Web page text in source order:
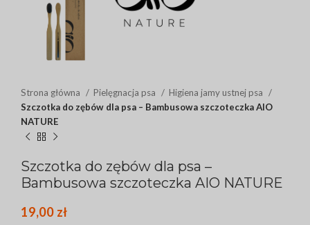
Strona główna Pielęgnacja psa
Higiena jamy ustnej psa
Szczotka do zębów dla psa – Bambusowa szczoteczka AIO
NATURE
Szczotka do zębów dla psa –
Bambusowa szczoteczka AIO NATURE
19,00 zł